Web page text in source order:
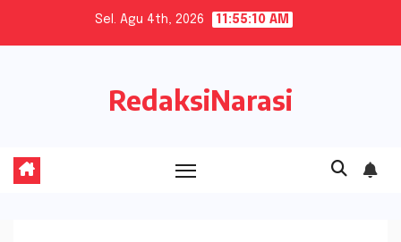
Sel. Agu 4th, 2026 11:55:10 AM
RedaksiNarasi